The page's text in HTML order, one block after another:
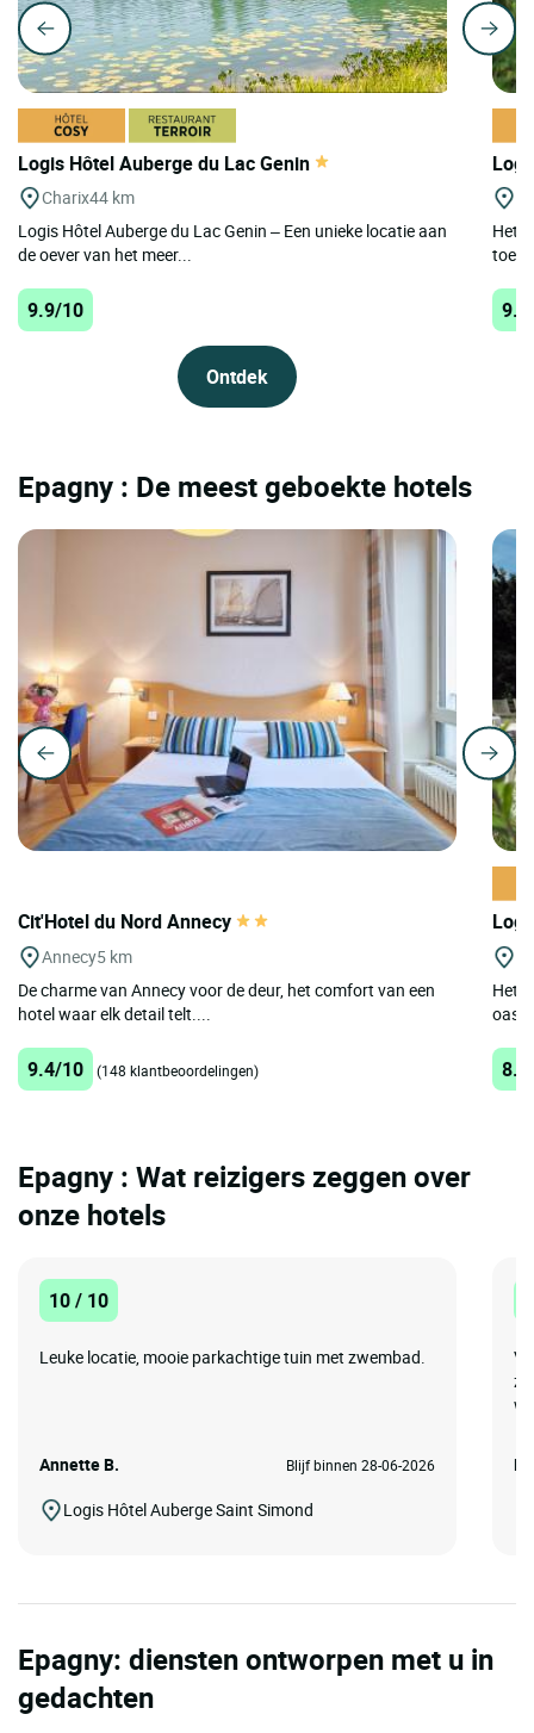
Logis Hôtel Auberge du Lac Genin
Charix44 km
Logis Hôtel Auberge du Lac Genin – Een unieke locatie aan
de oever van het meer...
9.9/10
Ontdek
Het
Epagny : De meest geboekte hotels
Cit'Hotel du Nord Annecy
Annecy5 km
De charme van Annecy voor de deur, het comfort van een
hotel waar elk detail telt....
9.4/10 (148 klantbeoordelingen)
Het
oase
Epagny : Wat reizigers zeggen over
onze hotels
10 / 10
Leuke locatie, mooie parkachtige tuin met zwembad.
Annette B. Blijf binnen 28-06-2026
Logis Hôtel Auberge Saint Simond
Epagny: diensten ontworpen met u in
gedachten